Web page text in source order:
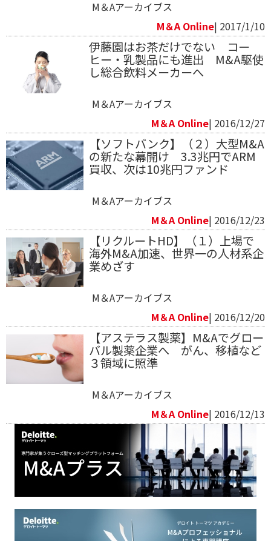
M＆Aアーカイブス
M＆A Online| 2017/1/10
伊藤園はお茶だけでない コー
ヒー・乳製品にも進出 M&A駆使
し総合飲料メーカーへ
M＆Aアーカイブス
M＆A Online| 2016/12/27
【ソフトバンク】（２）大型M&A
の新たな幕開け 3.3兆円でARM
買収、次は10兆円ファンド
M＆Aアーカイブス
M＆A Online| 2016/12/23
【リクルートHD】（１）上場で
海外M&A加速、世界一の人材系企
業めざす
M＆Aアーカイブス
M＆A Online| 2016/12/20
【アステラス製薬】M&Aでグロー
バル製薬企業へ がん、移植など
３領域に照準
M＆Aアーカイブス
M＆A Online| 2016/12/13